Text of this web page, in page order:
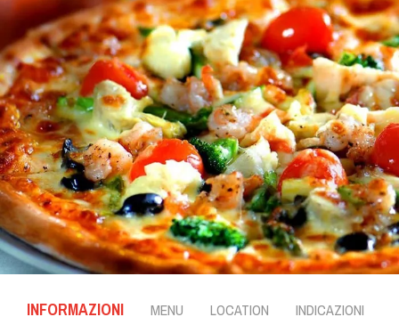
INFORMAZIONI MENU LOCATION INDICAZIONI